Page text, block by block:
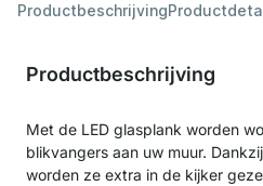
Productbeschrijving
Productbeschrijving
Met de LED glasplank worden
blikvangers aan uw muur.
worden ze extra in de kijker